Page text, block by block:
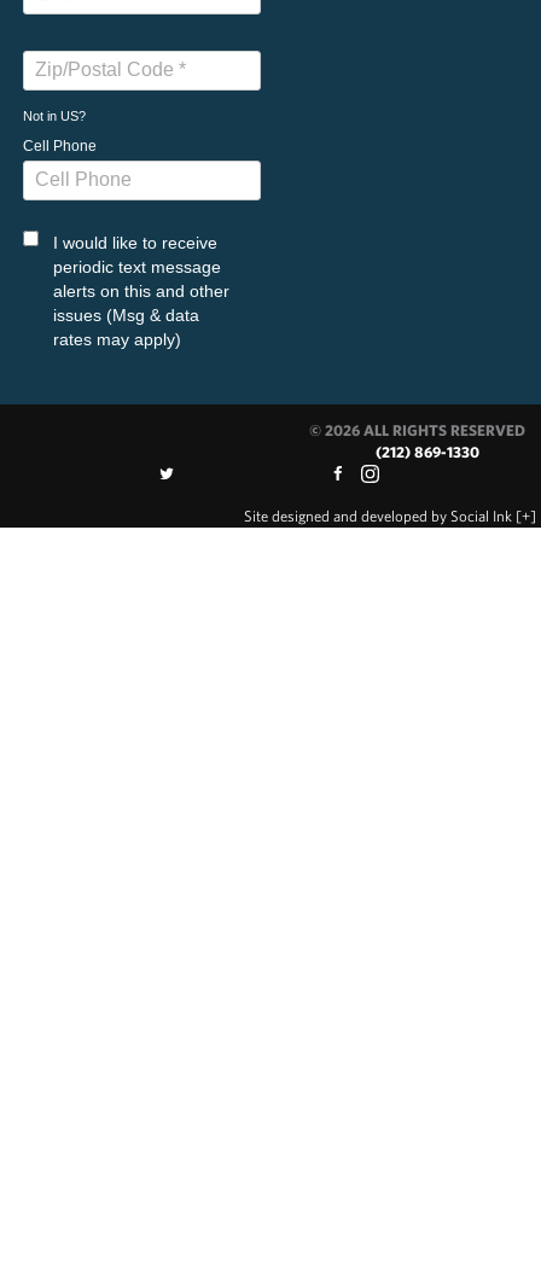
Not in US?
Cell Phone
I would like to receive
periodic text message
alerts on this and other
issues (Msg & data
rates may apply)
© 2026 ALL RIGHTS RESERVED
(212) 869-1330
Site designed and developed by Social Ink [+]